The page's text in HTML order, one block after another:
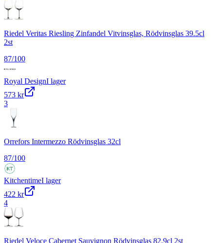
Riedel Veritas Riesling Zinfandel Vitvinsglas, Rödvinsglas 39.5cl
2st
87/100
Royal DesignI lager
573 kr
3
Orrefors Intermezzo Rödvinsglas 32cl
87/100
KitchentimeI lager
422 kr
4
Riedel Veloce Cabernet Sauvignon Rödvinsglas 82.9cl 2st